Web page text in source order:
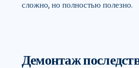
сложно, но полностью полезно.
Демонтаж